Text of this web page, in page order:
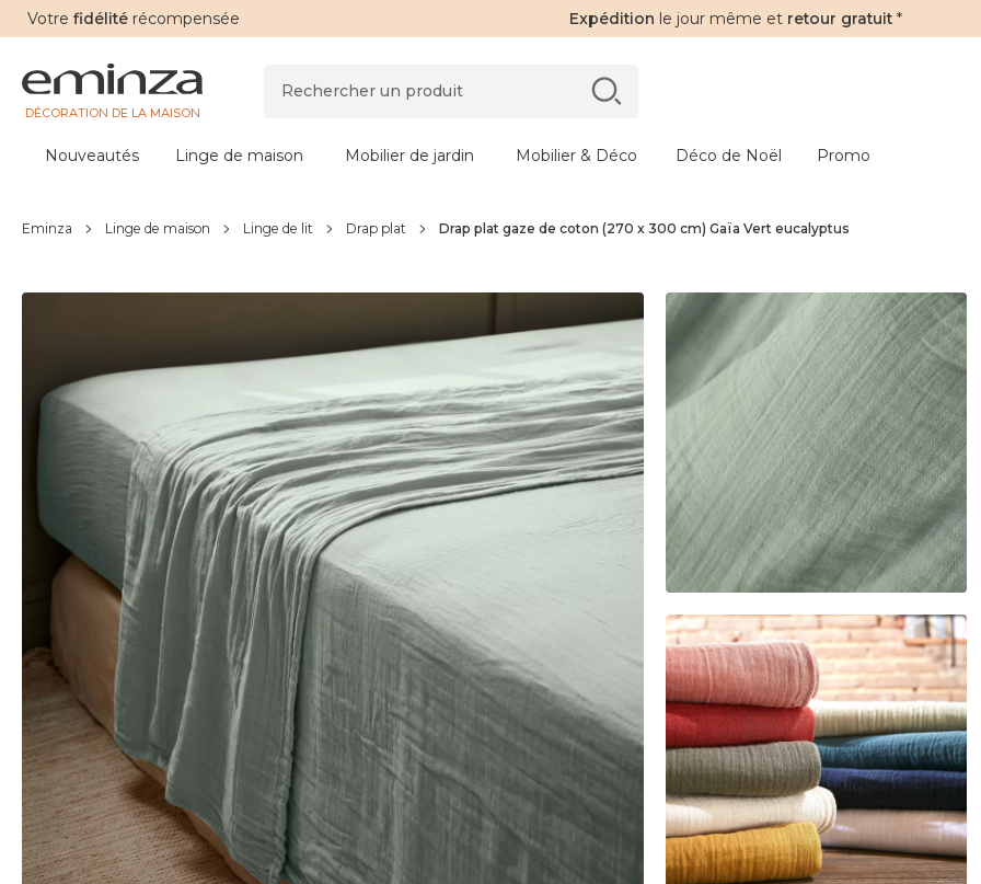
Votre fidélité récompensée Expédition le jour même et retour gratuit *
DÉCORATION DE LA MAISON
Nouveautés Linge de maison Mobilier de jardin Mobilier & Déco Déco de Noël Promo
Eminza Linge de maison Linge de lit Drap plat Drap plat gaze de coton (270 x 300 cm) Gaïa Vert eucalyptus